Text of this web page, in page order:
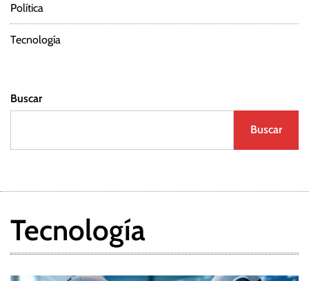
Política
Tecnología
Buscar
Buscar
Tecnología